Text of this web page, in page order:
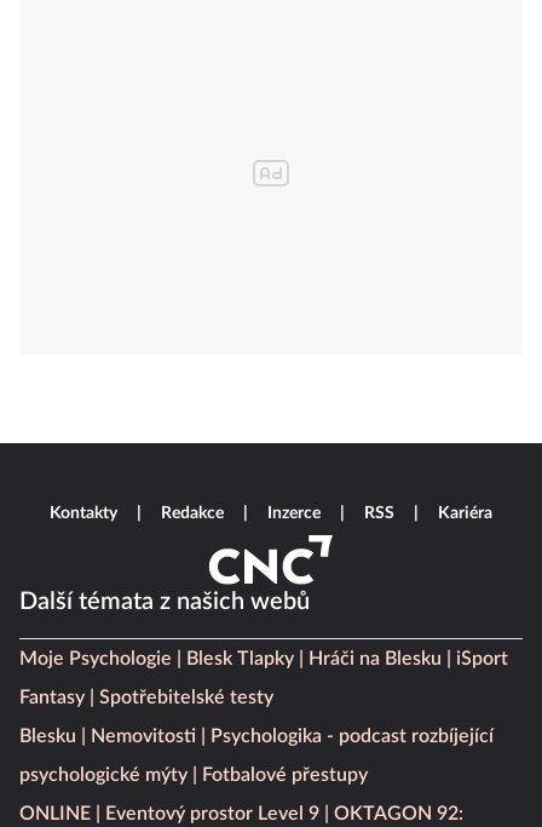
Další témata z našich webů
Moje Psychologie Blesk Tlapky Hráči na Blesku
iSport
Fantasy
Spotřebitelské testy
Blesku
Nemovitosti
Psychologika - podcast rozbíjející
psychologické mýty
Fotbalové přestupy
ONLINE
Eventový prostor Level 9
OKTAGON 92:
Kontakty Redakce Inzerce RSS Kariéra